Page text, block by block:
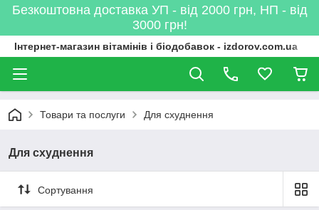
Безкоштовна доставка УП - від 2000 грн, НП - від
3000 грн!
Інтернет-магазин вітамінів і біодобавок - izdorov.com.ua
Товари та послуги Для схуднення
Для схуднення
Сортування